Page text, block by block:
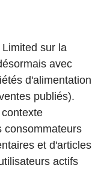
sur la
avec
d'alimentation
publiés).
consommateurs
et d'articles
actifs